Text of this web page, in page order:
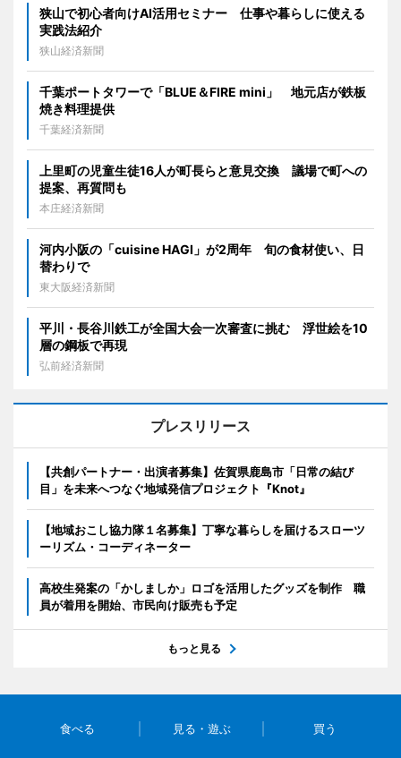
狭山で初心者向けAI活用セミナー 仕事や暮らしに使える
実践法紹介
狭山経済新聞
千葉ポートタワーで「BLUE＆FIRE mini」 地元店が鉄板
焼き料理提供
千葉経済新聞
上里町の児童生徒16人が町長らと意見交換 議場で町への
提案、再質問も
本庄経済新聞
河内小阪の「cuisine HAGI」が2周年 旬の食材使い、日
替わりで
東大阪経済新聞
平川・長谷川鉄工が全国大会一次審査に挑む 浮世絵を10
層の鋼板で再現
弘前経済新聞
プレスリリース
【共創パートナー・出演者募集】佐賀県鹿島市「日常の結び
目」を未来へつなぐ地域発信プロジェクト『Knot』
【地域おこし協力隊１名募集】丁寧な暮らしを届けるスローツ
ーリズム・コーディネーター
高校生発案の「かしましか」ロゴを活用したグッズを制作 職
員が着用を開始、市民向け販売も予定
もっと見る
食べる 見る・遊ぶ 買う